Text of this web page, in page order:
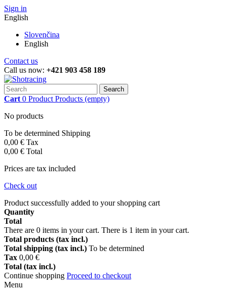
Sign in
English
Slovenčina
English
Contact us
Call us now: +421 903 458 189
Search
Cart 0 Product Products (empty)
No products
To be determined Shipping
0,00 € Tax
0,00 € Total
Prices are tax included
Check out
Product successfully added to your shopping cart
Quantity
Total
There are 0 items in your cart. There is 1 item in your cart.
Total products (tax incl.)
Total shipping (tax incl.) To be determined
Tax 0,00 €
Total (tax incl.)
Continue shopping Proceed to checkout
Menu